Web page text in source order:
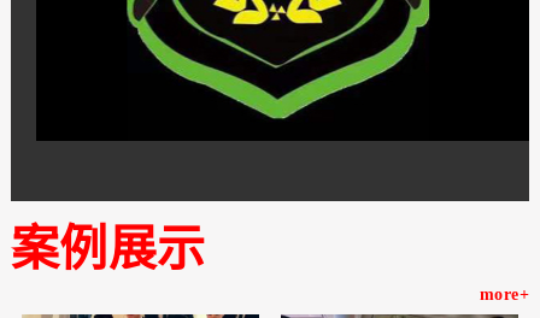
案例展示
more+